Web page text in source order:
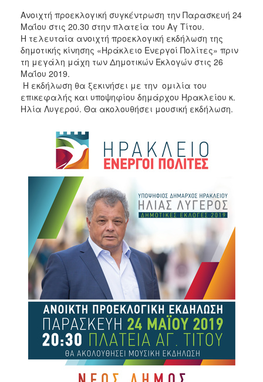
ΑΝΘΕΚΤΙΚΗ
ΠΟΛΗ
Ανοιχτή προεκλογική συγκέντρωση την Παρασκευή 24
Μαΐου στις 20.30 στην πλατεία του Αγ Τίτου.
Η τελευταία ανοιχτή προεκλογική εκδήλωση της
δημοτικής κίνησης «Ηράκλειο Ενεργοί Πολίτες» πριν
τη μεγάλη μάχη των Δημοτικών Εκλογών στις 26
Μαΐου 2019.
Η εκδήλωση θα ξεκινήσει με την ομιλία του
επικεφαλής και υποψηφίου δημάρχου Ηρακλείου κ.
Ηλία Λυγερού. Θα ακολουθήσει μουσική εκδήλωση.